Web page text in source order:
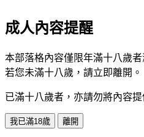
成人內容提醒
本部落格內容僅限年滿十八歲者
若您未滿十八歲，請立即離開。
已滿十八歲者，亦請勿將內容提
我已滿18歲 離開